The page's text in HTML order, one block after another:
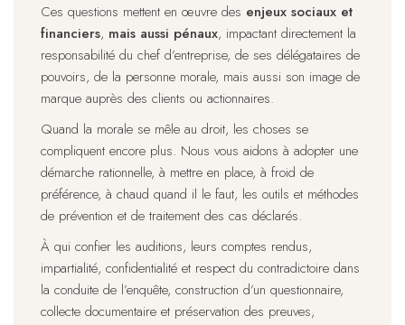
Ces questions mettent en œuvre des enjeux sociaux et
financiers, mais aussi pénaux, impactant directement la
responsabilité du chef d’entreprise, de ses délégataires de
pouvoirs, de la personne morale, mais aussi son image de
marque auprès des clients ou actionnaires.
Quand la morale se mêle au droit, les choses se
compliquent encore plus. Nous vous aidons à adopter une
démarche rationnelle, à mettre en place, à froid de
préférence, à chaud quand il le faut, les outils et méthodes
de prévention et de traitement des cas déclarés.
À qui confier les auditions, leurs comptes rendus,
impartialité, confidentialité et respect du contradictoire dans
la conduite de l’enquête, construction d’un questionnaire,
collecte documentaire et préservation des preuves,